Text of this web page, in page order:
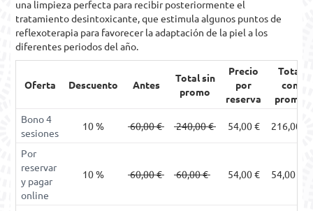
era:
60,00 €.
es:
60,00 €.
una limpieza perfecta para recibir posteriormente el
tratamiento desintoxicante, que estimula algunos puntos de
reflexoterapia para favorecer la adaptación de la piel a los
diferentes periodos del año.
Oferta Descuento Antes
Total sin
promo
Precio
por
reserva
Total
con
promo
Bono 4
sesiones
10 % 60,00€ 240,00€ 54,00€ 216,00
Por
reservar
y pagar
online
10 % 60,00€ 60,00€ 54,00€ 54,00